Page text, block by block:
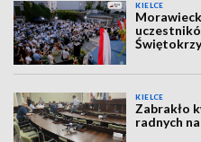
KIELCE
KIELCE
Zabrakło
radnych